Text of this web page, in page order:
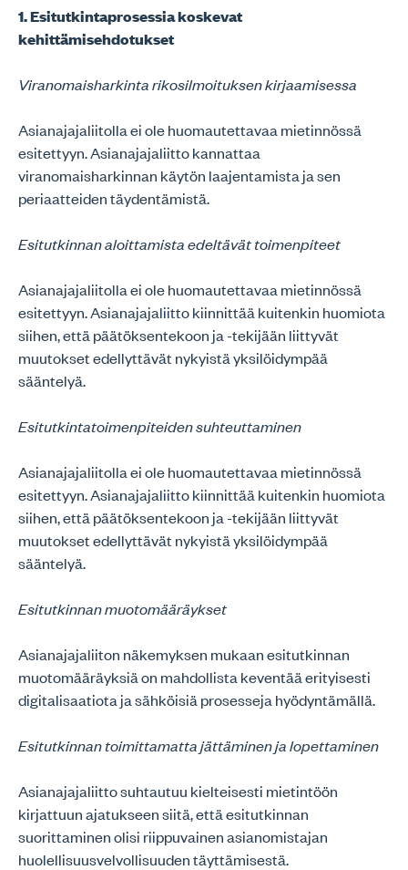
1. Esitutkintaprosessia koskevat
kehittämisehdotukset
Viranomaisharkinta rikosilmoituksen kirjaamisessa
Asianajajaliitolla ei ole huomautettavaa mietinnössä
esitettyyn. Asianajajaliitto kannattaa
viranomaisharkinnan käytön laajentamista ja sen
periaatteiden täydentämistä.
Esitutkinnan aloittamista edeltävät toimenpiteet
Asianajajaliitolla ei ole huomautettavaa mietinnössä
esitettyyn. Asianajajaliitto kiinnittää kuitenkin huomiota
siihen, että päätöksentekoon ja -tekijään liittyvät
muutokset edellyttävät nykyistä yksilöidympää
sääntelyä.
Esitutkintatoimenpiteiden suhteuttaminen
Asianajajaliitolla ei ole huomautettavaa mietinnössä
esitettyyn. Asianajajaliitto kiinnittää kuitenkin huomiota
siihen, että päätöksentekoon ja -tekijään liittyvät
muutokset edellyttävät nykyistä yksilöidympää
sääntelyä.
Esitutkinnan muotomääräykset
Asianajajaliiton näkemyksen mukaan esitutkinnan
muotomääräyksiä on mahdollista keventää erityisesti
digitalisaatiota ja sähköisiä prosesseja hyödyntämällä.
Esitutkinnan toimittamatta jättäminen ja lopettaminen
Asianajajaliitto suhtautuu kielteisesti mietintöön
kirjattuun ajatukseen siitä, että esitutkinnan
suorittaminen olisi riippuvainen asianomistajan
huolellisuusvelvollisuuden täyttämisestä.